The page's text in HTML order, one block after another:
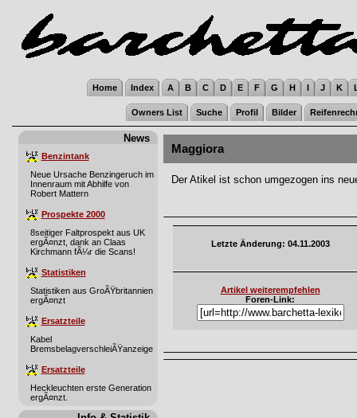
Home Index A B C D E F G H I J K
Owners List Suche Profil Bilder
News
Benzintank
Neue Ursache Benzingeruch im
Innenraum mit Abhilfe von
Robert Mattern
Prospekte 2000
8seitiger Faltprospekt aus UK
ergÃ¤nzt, dank an Claas
Kirchmann fÃ¼r die Scans!
Statistiken
Statistiken aus GroÃŸbritannien
ergÃ¤nzt
Ersatzteile
Kabel
BremsbelagverschleiÃŸanzeige
Ersatzteile
Heckleuchten erste Generation
ergÃ¤nzt.
Maggiora
Der Atikel ist schon umgezogen ins
Letzte Änderung: 04.11.2003
Artikel weiterempfehlen
Foren-Link: